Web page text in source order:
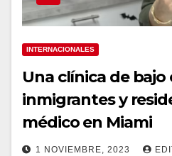
INTERNACIONALES
Una clínica de bajo
inmigrantes y
médico en Miami
1 NOVIEMBRE, 2023